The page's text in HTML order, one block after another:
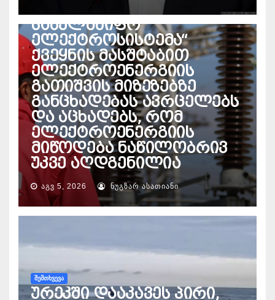
საქართველოს
სახელმწიფო
ელექტროსისტემა“
ქვეყნის მასშტაბით
ელექტროენერგიის
გათიშვის მიზეზებზე
განცხადებას ავრცელებს
და აცხადებს, რომ
ელექტროენერგიის
მიწოდება ნაწილობრივ
უკვე აღდგენილია
ᲐᲒᲕ 5, 2026 ᲜᲣᲒᲖᲐᲠ ᲐᲡᲐᲗᲘᲐᲜᲘ
ᲨᲔᲛᲗᲮᲕᲔᲕᲐ
ურეკში დააკავეს პირი,